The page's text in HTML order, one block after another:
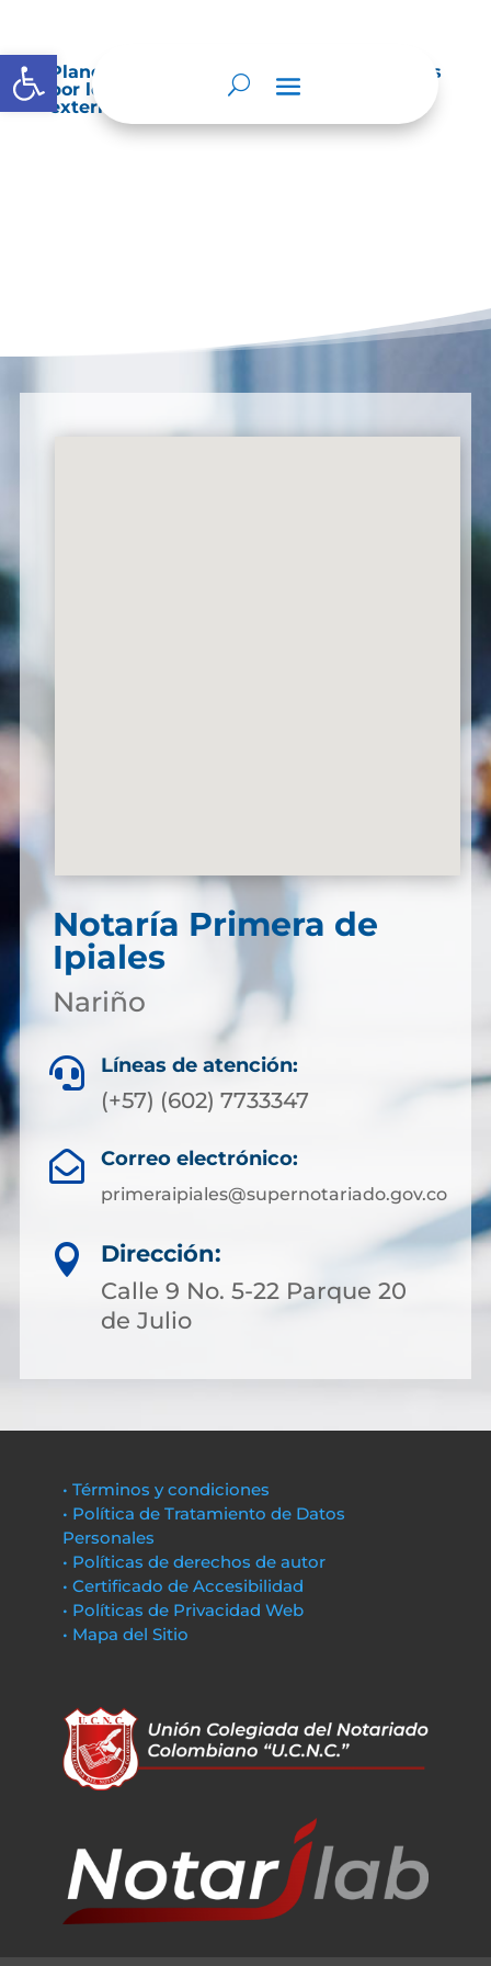
Abrir barra de herramientas
Planes de Mejoramiento vigentes exigidos
por los entes de control o auditoría
externos o internos.
Notaría Primera de
Ipiales
Nariño
 Líneas de atención:
(+57) (602) 7733347
 Correo electrónico:
primeraipiales@supernotariado.gov.co

Dirección:
Calle 9 No. 5-22 Parque 20
de Julio
• Términos y condiciones
• Política de Tratamiento de Datos
Personales
• Políticas de derechos de autor
• Certificado de Accesibilidad
• Políticas de Privacidad Web
• Mapa del Sitio